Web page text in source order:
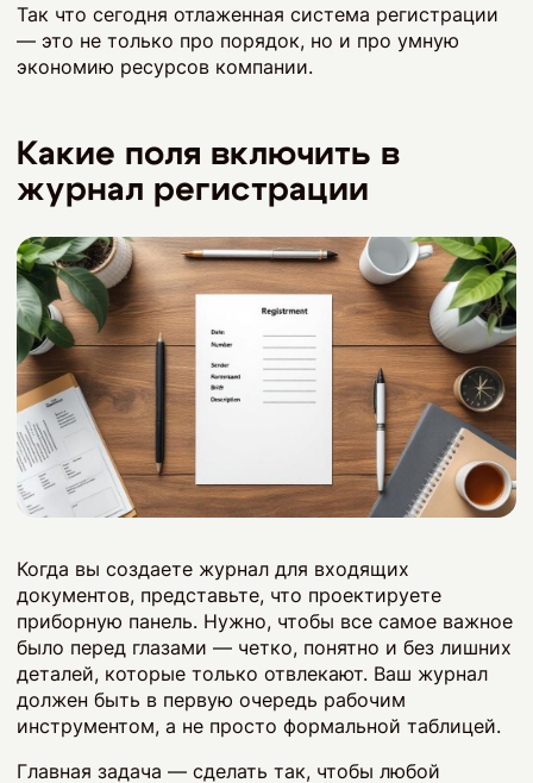
Так что сегодня отлаженная система регистрации
— это не только про порядок, но и про умную
экономию ресурсов компании.
Какие поля включить в
журнал регистрации
Когда вы создаете журнал для входящих
документов, представьте, что проектируете
приборную панель. Нужно, чтобы все самое важное
было перед глазами — четко, понятно и без лишних
деталей, которые только отвлекают. Ваш журнал
должен быть в первую очередь рабочим
инструментом, а не просто формальной таблицей.
Главная задача — сделать так, чтобы любой